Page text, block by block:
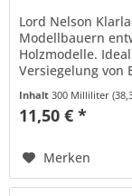
Lord Nelson
Modellbauern
Holzmodelle.
Versiegelung von
authentisches
Inhalt300 Milliliter
11,50 € *
Merken